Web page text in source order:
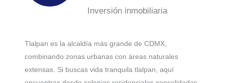
Inversión inmobiliaria
Tlalpan es la alcaldía más grande de CDMX,
combinando zonas urbanas con áreas naturales
extensas. Si buscas vida tranquila tlalpan, aquí